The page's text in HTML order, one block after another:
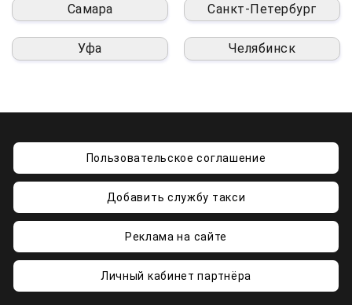
Самара Санкт-Петербург
Уфа Челябинск
Пользовательское соглашение
Добавить службу такси
Реклама на сайте
Личный кабинет партнёра